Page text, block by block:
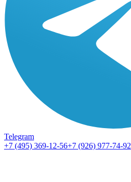
Telegram
+7 (495) 369-12-56+7 (926) 977-74-92